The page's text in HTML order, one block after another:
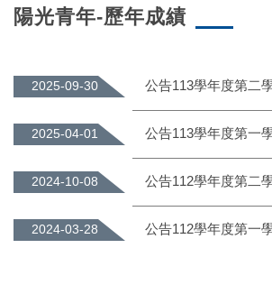
陽光青年-歷年成績
2025-09-30
2025-04-01
2024-10-08
2024-03-28